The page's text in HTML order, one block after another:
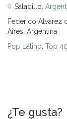
Saladillo,
Federico Alvarez
Aires, Argentina
Pop Latino Top
¿Te gusta?